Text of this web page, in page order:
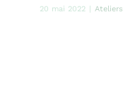
20 mai 2022 | Ateliers